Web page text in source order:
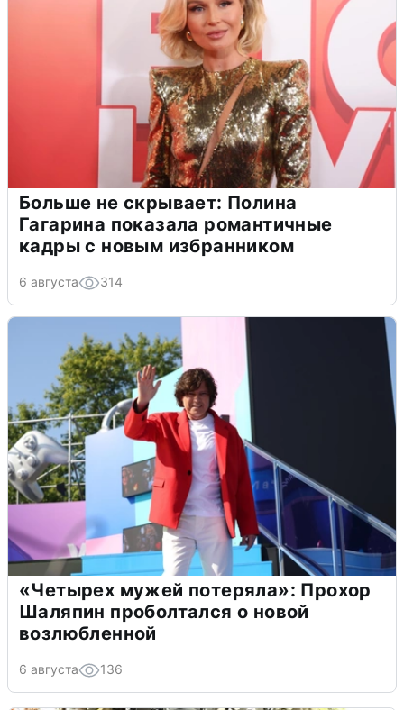
Больше не скрывает: Полина
Гагарина показала романтичные
кадры с новым избранником
6 августа 314
«Четырех мужей потеряла»: Прохор
Шаляпин проболтался о новой
возлюбленной
6 августа 136